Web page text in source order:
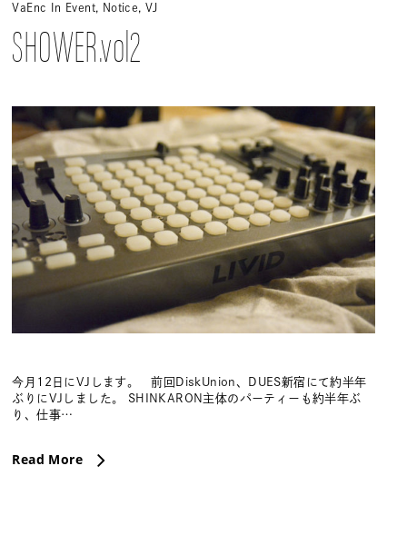
VaEnc In Event Notice ,VJ
SHOWER.vol2
今月12日にVJします。 前回DiskUnion、DUES新宿にて約半年
ぶりにVJしました。 SHINKARON主体のパーティーも約半年ぶ
り、仕事…
Read More